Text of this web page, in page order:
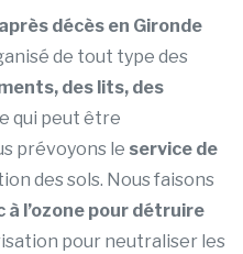
décès en Gironde
de tout type des
des lits, des
qui peut être
prévoyons le service de
des sols. Nous faisons
à l’ozone pour détruire
pour neutraliser les